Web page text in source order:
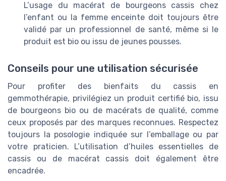
L’usage du macérat de bourgeons cassis chez
l’enfant ou la femme enceinte doit toujours être
validé par un professionnel de santé, même si le
produit est bio ou issu de jeunes pousses.
Conseils pour une utilisation sécurisée
Pour profiter des bienfaits du cassis en
gemmothérapie, privilégiez un produit certifié bio, issu
de bourgeons bio ou de macérats de qualité, comme
ceux proposés par des marques reconnues. Respectez
toujours la posologie indiquée sur l’emballage ou par
votre praticien. L’utilisation d’huiles essentielles de
cassis ou de macérat cassis doit également être
encadrée.